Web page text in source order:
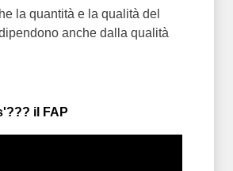
la quantità e la qualità del
anche dalla qualità
il FAP